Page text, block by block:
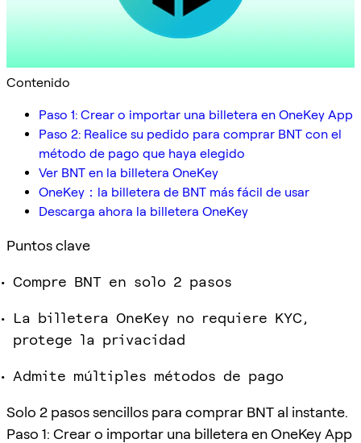
Contenido
Paso 1: Crear o importar una billetera en OneKey App
Paso 2: Realice su pedido para comprar BNT con el
método de pago que haya elegido
Ver BNT en la billetera OneKey
OneKey：la billetera de BNT más fácil de usar
Descarga ahora la billetera OneKey
Puntos clave
Compre BNT en solo 2 pasos
La billetera OneKey no requiere KYC,
protege la privacidad
Admite múltiples métodos de pago
Solo 2 pasos sencillos para comprar BNT al instante.
Paso 1: Crear o importar una billetera en OneKey App